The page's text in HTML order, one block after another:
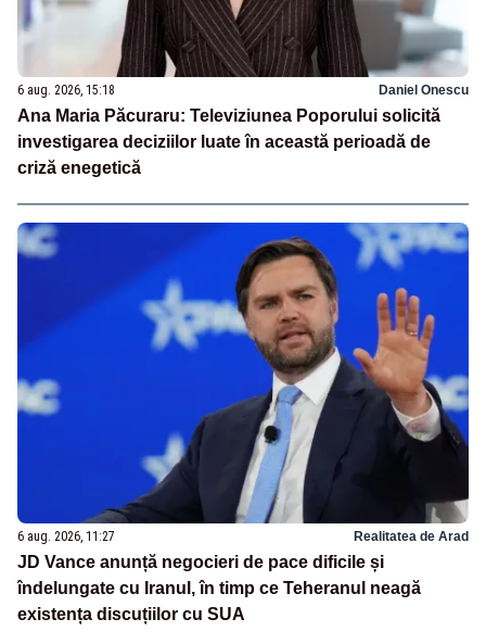
6 aug. 2026, 15:18 Daniel Onescu
Ana Maria Păcuraru: Televiziunea Poporului solicită
investigarea deciziilor luate în această perioadă de
criză enegetică
6 aug. 2026, 11:27 Realitatea de Arad
JD Vance anunță negocieri de pace dificile și
îndelungate cu Iranul, în timp ce Teheranul neagă
existența discuțiilor cu SUA